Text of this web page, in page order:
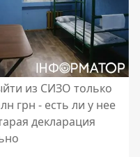
из СИЗО только
грн - есть ли у нее
декларация